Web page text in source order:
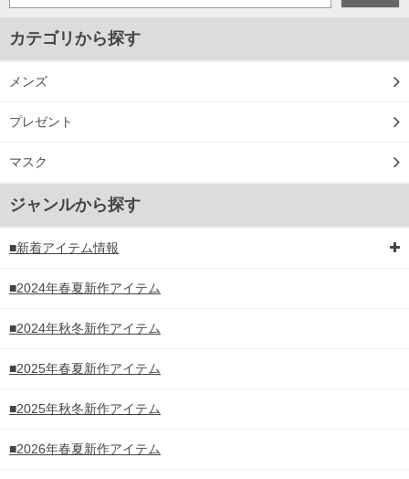
DETAIL
カテゴリから探す
メンズ
プレゼント
マスク
ジャンルから探す
■新着アイテム情報
■2024年春夏新作アイテム
■2024年秋冬新作アイテム
■2025年春夏新作アイテム
■2025年秋冬新作アイテム
■2026年春夏新作アイテム